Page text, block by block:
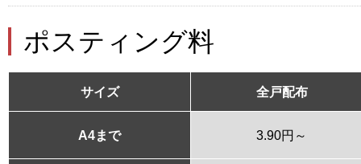
ポスティング料
サイズ 全戸配布
A4まで 3.90円～